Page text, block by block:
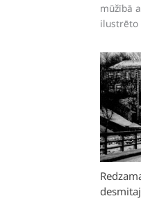
mūžībā
ilustrēto